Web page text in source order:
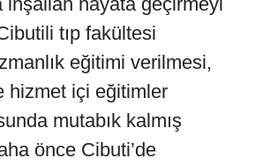
tıp fakültesi
eğitimi verilmesi,
hizmet içi eğitimler
mutabık kalmış
önce Cibuti’de